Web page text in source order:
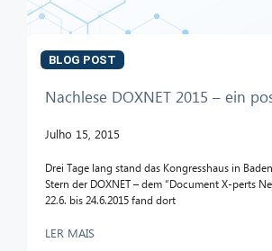
BLOG POST
Nachlese DOXNET 2015 – ein
Julho 15, 2015
Drei Tage lang stand das Kongresshaus in
Stern der DOXNET – dem “Document X-perts
22.6. bis 24.6.2015 fand dort
LER MAIS